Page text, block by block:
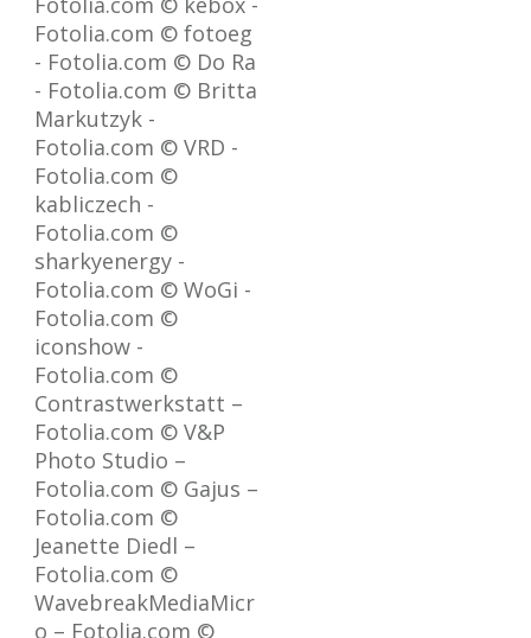
Fotolia.com © fotoeg
- Fotolia.com © Do Ra
- Fotolia.com © Britta
Markutzyk -
Fotolia.com © VRD -
Fotolia.com ©
kabliczech -
Fotolia.com ©
sharkyenergy -
Fotolia.com © WoGi -
Fotolia.com ©
iconshow -
Fotolia.com ©
Contrastwerkstatt –
Fotolia.com © V&P
Photo Studio –
Fotolia.com © Gajus –
Fotolia.com ©
Jeanette Diedl –
Fotolia.com ©
WavebreakMediaMicr
o – Fotolia.com ©